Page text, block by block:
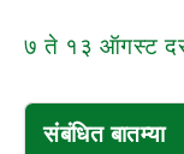
७ ते १३ ऑगस्ट
संबंधित बातम्या